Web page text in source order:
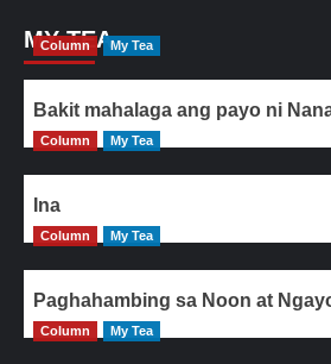
MY TEA
Column My Tea
Bakit mahalaga ang payo ni
Column My Tea
Ina
Column My Tea
Paghahambing sa Noon at
Column My Tea